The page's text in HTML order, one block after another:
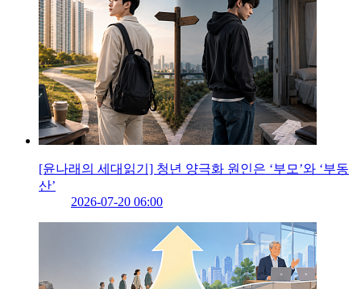
[윤나래의 세대읽기] 청년 양극화 원인은 ‘부모’와 ‘부동
산’
2026-07-20 06:00